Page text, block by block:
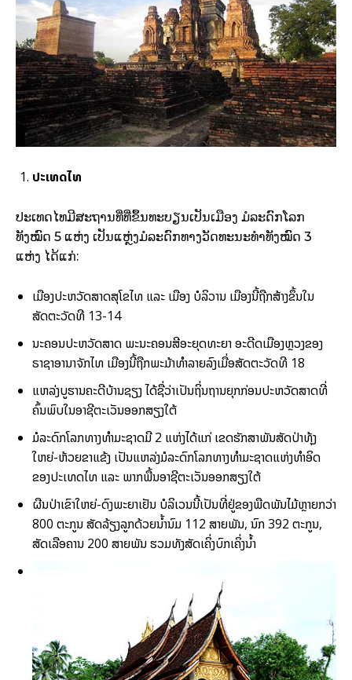
ປະເທດໄທ
ປະເທດໄທມີສະຖານທີ່ທີ່ຂຶ້ນທະບຽນເປັນເມືອງ ມໍລະດົກໂລກ
ທັງໝົດ 5 ແຫ່ງ ເປັນແຫຼ່ງມໍລະດົກທາງວັດທະນະທຳທັງໝົດ 3
ແຫ່ງ ໄດ້ແກ່:
ເມືອງປະຫວັດສາດສຸໂຂໄທ ແລະ ເມືອງ ບໍລິວານ ເມືອງນີ້ຖືກສ້າງຂຶ້ນໃນ
ສັດຕະວັດທີ 13-14
ນະຄອນປະຫວັດສາດ ພະນະຄອນສີອະຍຸດທະຍາ ອະດີດເມືອງຫຼວງຂອງ
ຣາຊາອານາຈັກໄທ ເມືອງນີ້ຖືກພະມ້າທຳລາຍລົງເມື່ອສັດຕະວັດທີ 18
ແຫລ່ງບູຮານຄະດີບ້ານຊຽງ ໄດ້ຊື່ວ່າເປັນຖິ່ນຖານຍຸກກ່ອນປະຫວັດສາດທີ່
ຄົ້ນພົບໃນອາຊີຕະເວັນອອກສຽງໃຕ້
ມໍລະດົກໂລກທາງທຳມະຊາດມີ 2 ແຫ່ງໄດ້ແກ່ ເຂດຮັກສາພັນສັດປ່າທຸ້ງ
ໃຫຍ່-ຫ້ວຍຂາແຂ້ງ ເປັນແຫລ່ງມໍລະດົກໂລກທາງທຳມະຊາດແຫ່ງທຳອິດ
ຂອງປະເທດໄທ ແລະ ພາກພື້ນອາຊີຕະເວັນອອກສຽງໃຕ້
ຜືນປ່າເຂົາໃຫຍ່-ດົງພະຍາເຢັນ ບໍລິເວນນີ້ເປັນທີ່ຢູ່ຂອງພືດພັນໄມ້ຫຼາຍກວ່າ
800 ຕະກູນ ສັດລ້ຽງລູກດ້ວຍນ້ຳນົມ 112 ສາຍພັນ, ນົກ 392 ຕະກູນ,
ສັດເລືອຄານ 200 ສາຍພັນ ຮວມທັງສັດເຄິ່ງບົກເຄິ່ງນ້ຳ